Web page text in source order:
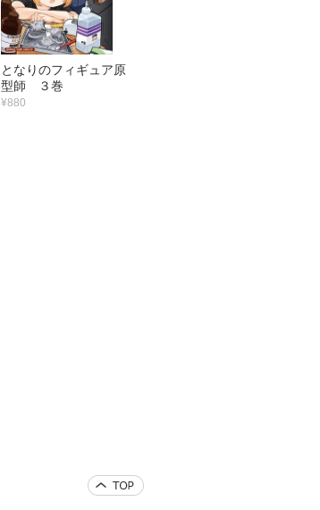
となりのフィギュア原
型師 ３巻
¥880